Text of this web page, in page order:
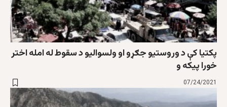
پکتیا کې د وروستيو جګړو او ولسواليو د سقوط له امله اختر
خورا پيکه و
07/24/2021